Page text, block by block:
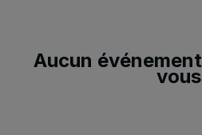
Aucun
vous